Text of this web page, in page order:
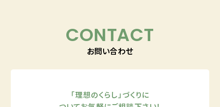
CONTACT
お問い合わせ
「理想のくらし」づくりに